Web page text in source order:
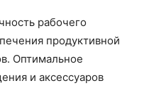
рабочего
продуктивной
Оптимальное
и аксессуаров